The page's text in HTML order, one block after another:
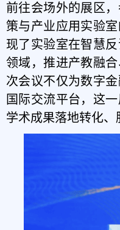
前往会场外的展区
策与产业应用实验
现了实验室在智慧反
领域，推进产教融
次会议不仅为数字
国际交流平台，这
学术成果落地转化、